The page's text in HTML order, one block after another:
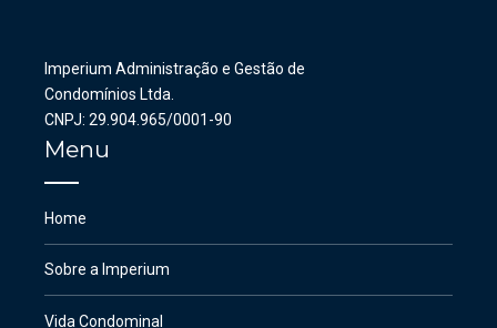
Imperium Administração e Gestão de
Condomínios Ltda.
CNPJ: 29.904.965/0001-90
Menu
Home
Sobre a Imperium
Vida Condominal